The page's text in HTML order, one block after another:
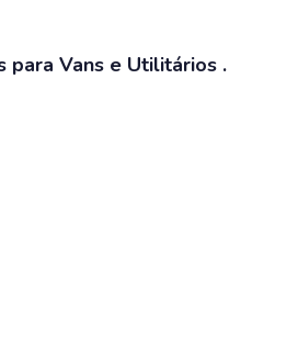
para Vans e Utilitários .